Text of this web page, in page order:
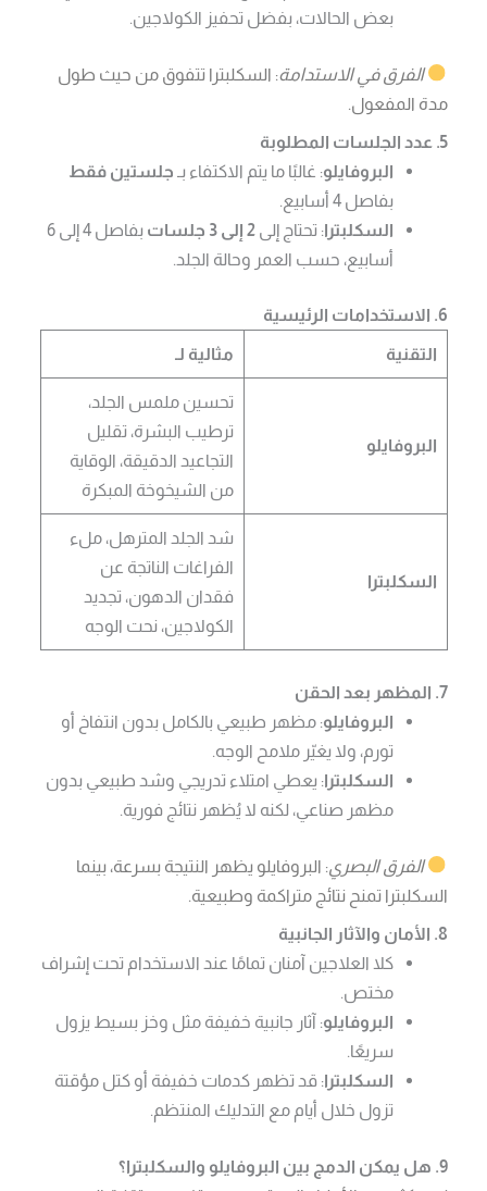
بعض الحالات، بفضل تحفيز الكولاجين.
الفرق في الاستدامة: السكلبترا تتفوق من حيث طول
مدة المفعول.
5. عدد الجلسات المطلوبة
البروفايلو: غالبًا ما يتم الاكتفاء بـ جلستين فقط
بفاصل 4 أسابيع.
السكلبترا: تحتاج إلى 2 إلى 3 جلسات
بفاصل 4 إلى 6
أسابيع، حسب العمر وحالة الجلد.
6. الاستخدامات الرئيسية
التقنية
مثالية لـ
البروفايلو
تحسين ملمس الجلد،
ترطيب البشرة، تقليل
التجاعيد الدقيقة، الوقاية
من الشيخوخة المبكرة
السكلبترا
شد الجلد المترهل، ملء
الفراغات الناتجة عن
فقدان الدهون، تجديد
الكولاجين، نحت الوجه
7. المظهر بعد الحقن
البروفايلو: مظهر طبيعي بالكامل بدون انتفاخ أو
تورم، ولا يغيّر ملامح الوجه.
السكلبترا: يعطي امتلاء تدريجي وشد طبيعي بدون
مظهر صناعي، لكنه لا يُظهر نتائج فورية.
الفرق البصري: البروفايلو يظهر النتيجة بسرعة، بينما
السكلبترا تمنح نتائج متراكمة وطبيعية.
8. الأمان والآثار الجانبية
كلا العلاجين آمنان تمامًا عند الاستخدام تحت إشراف
مختص.
البروفايلو: آثار جانبية خفيفة مثل وخز بسيط يزول
سريعًا.
السكلبترا: قد تظهر كدمات خفيفة أو كتل مؤقتة
تزول خلال أيام مع التدليك المنتظم.
9. هل يمكن الدمج بين البروفايلو والسكلبترا؟